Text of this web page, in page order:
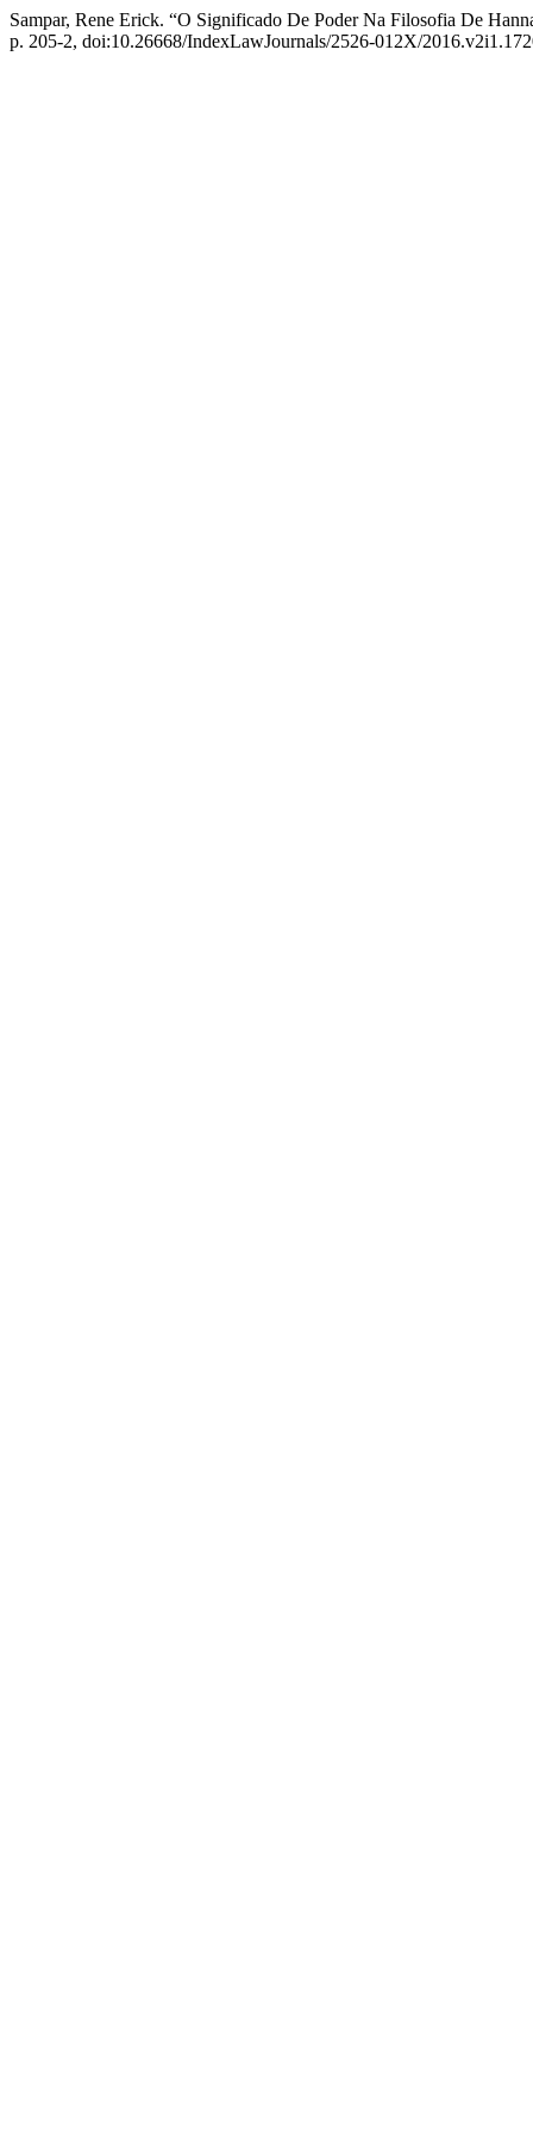
Sampar, Rene Erick. “O Significado De Poder Na Filosofia De
p. 205-2, doi:10.26668/IndexLawJournals/2526-012X/